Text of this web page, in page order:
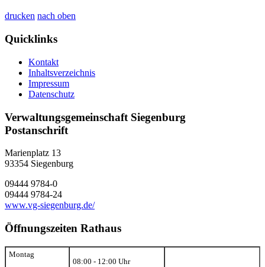
drucken nach oben
Quicklinks
Kontakt
Inhaltsverzeichnis
Impressum
Datenschutz
Verwaltungsgemeinschaft Siegenburg
Postanschrift
Marienplatz 13
93354 Siegenburg
09444 9784-0
09444 9784-24
www.vg-siegenburg.de/
Öffnungszeiten Rathaus
Montag
08:00 - 12:00 Uhr